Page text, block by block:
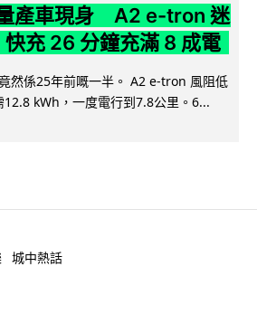
產車現身 A2 e-tron 迷
充 26 分鐘充滿 8 成電
然係25年前嘅一半。 A2 e-tron 風阻低
kWh，一度電行到7.8公里。6...
城中熱話